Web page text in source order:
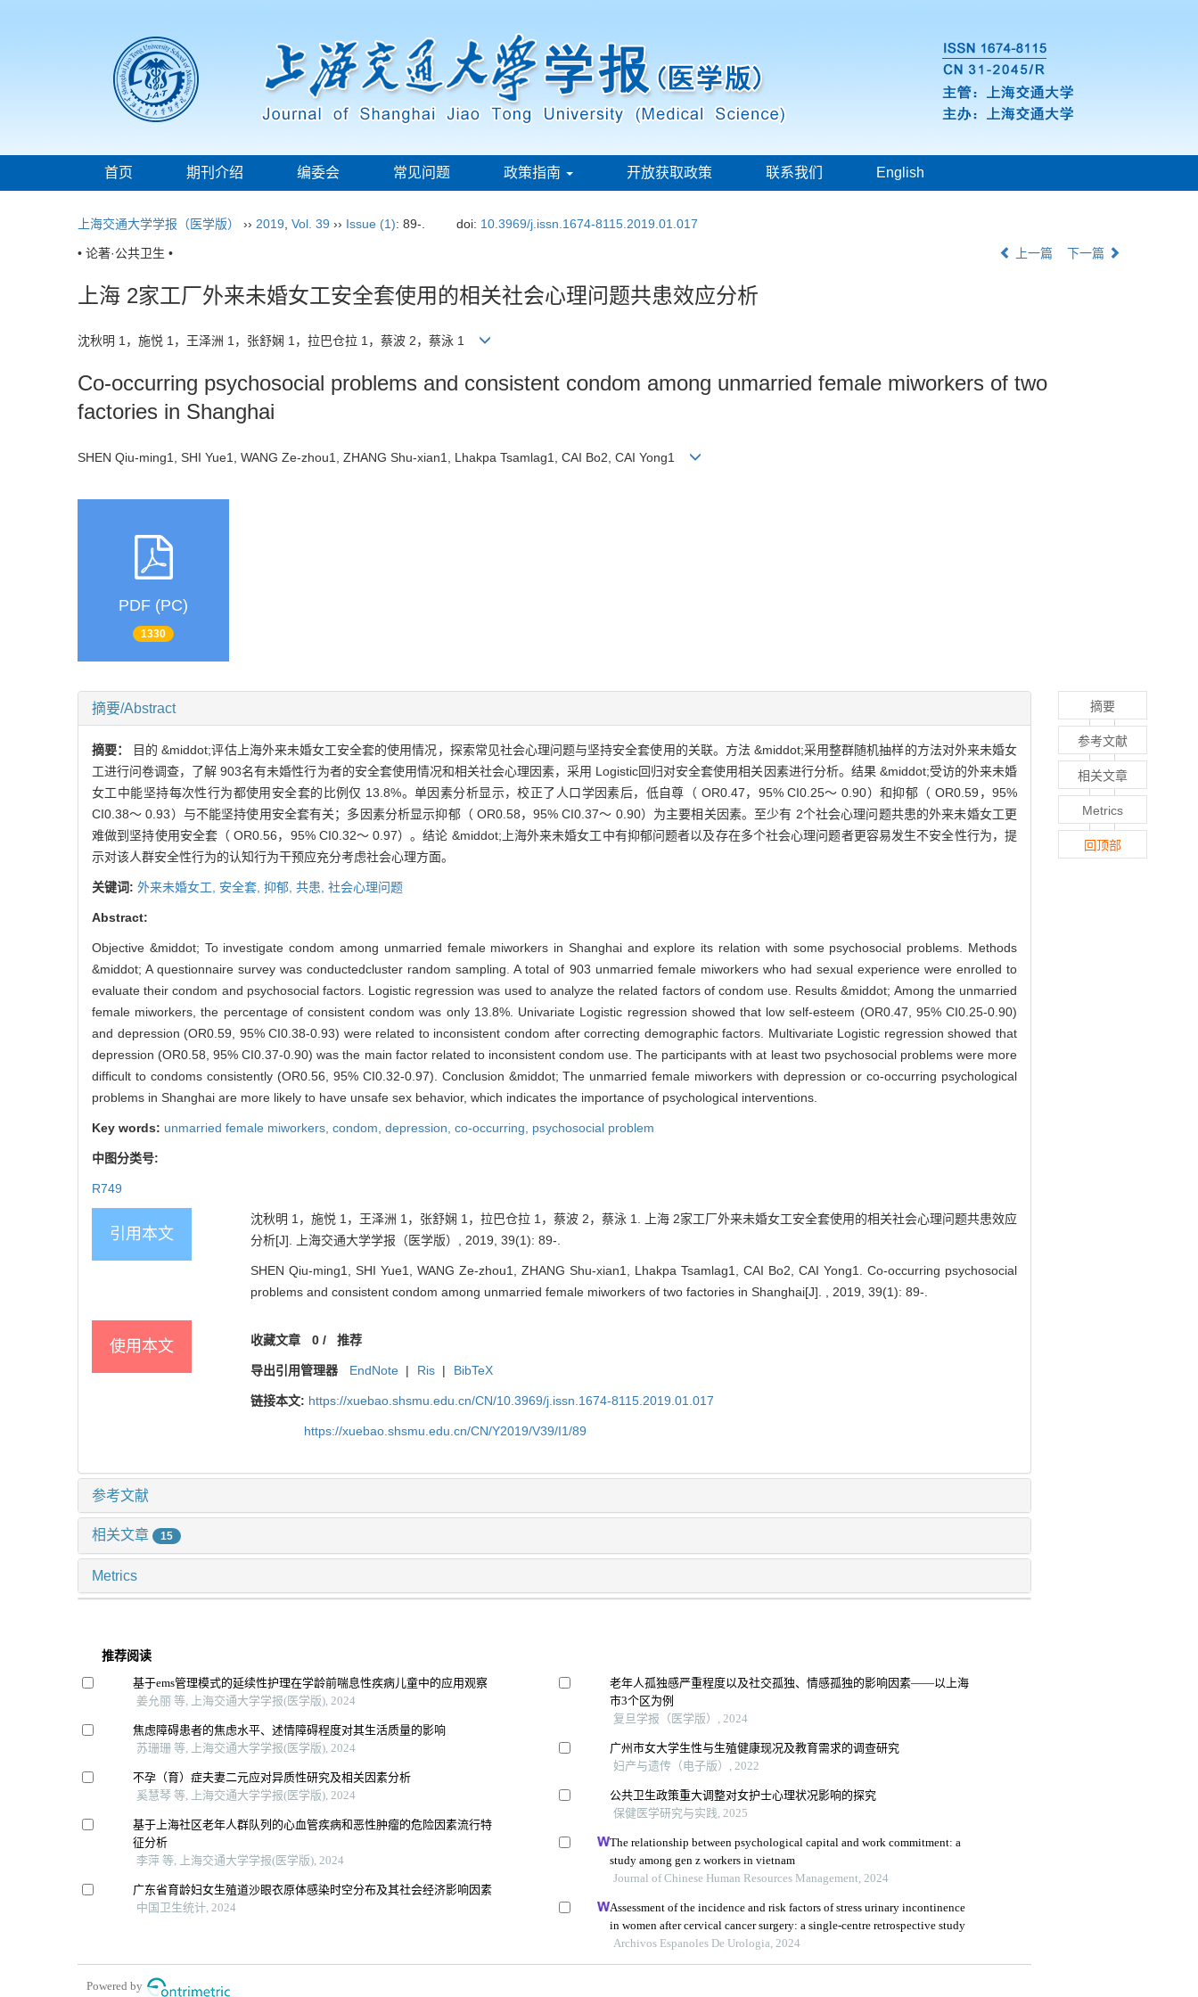
首页 期刊介绍 编委会 常见问题 政策指南 开放获取政策 联系我们 English
上海交通大学学报（医学版） ›› 2019 Vol. 39 ›› Issue (1): 89-. doi: 10.3969/j.issn.1674-8115.2019.01.017
• 论著·公共卫生 • 上一篇 下一篇
上海 2家工厂外来未婚女工安全套使用的相关社会心理问题共患效应分析
沈秋明 1，施悦 1，王泽洲 1，张舒娴 1，拉巴仓拉 1，蔡波 2，蔡泳 1
Co-occurring psychosocial problems and consistent condom among unmarried female miworkers of two
factories in Shanghai
SHEN Qiu-ming1, SHI Yue1, WANG Ze-zhou1, ZHANG Shu-xian1, Lhakpa Tsamlag1, CAI Bo2, CAI Yong1
PDF (PC)
1330
摘要/Abstract
摘要：
目的 &middot;评估上海外来未婚女工安全套的使用情况，探索常见社会心理问题与坚持安全套使用的关联。方法 &middot;采用整群随机抽样的方法对外来未婚女
工进行问卷调查，了解 903名有未婚性行为者的安全套使用情况和相关社会心理因素，采用 Logistic回归对安全套使用相关因素进行分析。结果 &middot;受访的外来未婚
女工中能坚持每次性行为都使用安全套的比例仅 13.8%。单因素分析显示，校正了人口学因素后，低自尊（ OR0.47，95% CI0.25～ 0.90）和抑郁（ OR0.59，95%
CI0.38～ 0.93）与不能坚持使用安全套有关；多因素分析显示抑郁（ OR0.58，95% CI0.37～ 0.90）为主要相关因素。至少有 2个社会心理问题共患的外来未婚女工更
难做到坚持使用安全套（ OR0.56，95% CI0.32～ 0.97）。结论 &middot;上海外来未婚女工中有抑郁问题者以及存在多个社会心理问题者更容易发生不安全性行为，提
示对该人群安全性行为的认知行为干预应充分考虑社会心理方面。
关键词: 外来未婚女工, 安全套, 抑郁, 共患, 社会心理问题
Abstract:
Objective &middot; To investigate condom among unmarried female miworkers in Shanghai and explore its relation with some psychosocial problems. Methods
&middot; A questionnaire survey was conductedcluster random sampling. A total of 903 unmarried female miworkers who had sexual experience were enrolled to
evaluate their condom and psychosocial factors. Logistic regression was used to analyze the related factors of condom use. Results &middot; Among the unmarried
female miworkers, the percentage of consistent condom was only 13.8%. Univariate Logistic regression showed that low self-esteem (OR0.47, 95% CI0.25-0.90)
and depression (OR0.59, 95% CI0.38-0.93) were related to inconsistent condom after correcting demographic factors. Multivariate Logistic regression showed that
depression (OR0.58, 95% CI0.37-0.90) was the main factor related to inconsistent condom use. The participants with at least two psychosocial problems were more
difficult to condoms consistently (OR0.56, 95% CI0.32-0.97). Conclusion &middot; The unmarried female miworkers with depression or co-occurring psychological
problems in Shanghai are more likely to have unsafe sex behavior, which indicates the importance of psychological interventions.
Key words: unmarried female miworkers, condom, depression, co-occurring, psychosocial problem
中图分类号:
R749
引用本文
沈秋明 1，施悦 1，王泽洲 1，张舒娴 1，拉巴仓拉 1，蔡波 2，蔡泳 1. 上海 2家工厂外来未婚女工安全套使用的相关社会心理问题共患效应
分析[J]. 上海交通大学学报（医学版）, 2019, 39(1): 89-.
SHEN Qiu-ming1, SHI Yue1, WANG Ze-zhou1, ZHANG Shu-xian1, Lhakpa Tsamlag1, CAI Bo2, CAI Yong1. Co-occurring psychosocial
problems and consistent condom among unmarried female miworkers of two factories in Shanghai[J]. , 2019, 39(1): 89-.
使用本文 收藏文章 0/ 推荐
导出引用管理器 EndNote | Ris | BibTeX
链接本文: https://xuebao.shsmu.edu.cn/CN/10.3969/j.issn.1674-8115.2019.01.017
https://xuebao.shsmu.edu.cn/CN/Y2019/V39/I1/89
参考文献
相关文章 15
Metrics
推荐阅读
基于ems管理模式的延续性护理在学龄前喘息性疾病儿童中的应用观察
姜允丽 等, 上海交通大学学报(医学版), 2024
焦虑障碍患者的焦虑水平、述情障碍程度对其生活质量的影响
苏珊珊 等, 上海交通大学学报(医学版), 2024
不孕（育）症夫妻二元应对异质性研究及相关因素分析
奚慧琴 等, 上海交通大学学报(医学版), 2024
基于上海社区老年人群队列的心血管疾病和恶性肿瘤的危险因素流行特
征分析
李萍 等, 上海交通大学学报(医学版), 2024
广东省育龄妇女生殖道沙眼衣原体感染时空分布及其社会经济影响因素
中国卫生统计, 2024
老年人孤独感严重程度以及社交孤独、情感孤独的影响因素——以上海
市3个区为例
复旦学报（医学版）, 2024
广州市女大学生性与生殖健康现况及教育需求的调查研究
妇产与遗传（电子版）, 2022
公共卫生政策重大调整对女护士心理状况影响的探究
保健医学研究与实践, 2025
The relationship between psychological capital and work commitment: a
study among gen z workers in vietnam
Journal of Chinese Human Resources Management, 2024
Assessment of the incidence and risk factors of stress urinary incontinence
in women after cervical cancer surgery: a single-centre retrospective study
Archivos Espanoles De Urologia, 2024
Powered by
摘要
参考文献
相关文章
Metrics
回顶部